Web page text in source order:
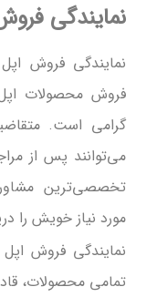
نمایندگی
نمایندگی فروش
فروش محصولات
گرامی است.
می‌توانند پس از
تخصصی‌ترین
مورد نیاز خویش را
نمایندگی فروش
تمامی محصولات،